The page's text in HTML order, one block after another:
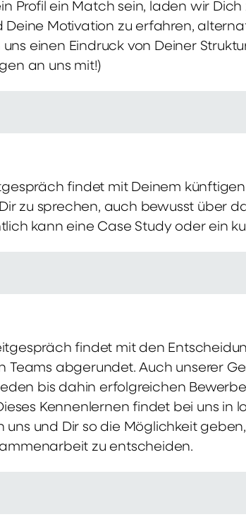
Profil ein Match sein, laden wir
Deine Motivation zu erfahren,
einen Eindruck von Deiner
an uns mit!)
findet mit Deinem
zu sprechen, auch bewusst über
kann eine Case Study oder ein
findet mit den
Teams abgerundet. Auch unserer
bis dahin erfolgreichen
Kennenlernen findet bei uns in
uns und Dir so die Möglichkeit
zu entscheiden.